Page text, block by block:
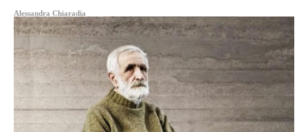
Alessandra Chiaradia